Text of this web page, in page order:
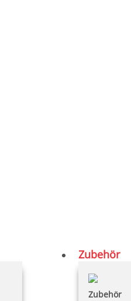
Zubehör
Zubehör